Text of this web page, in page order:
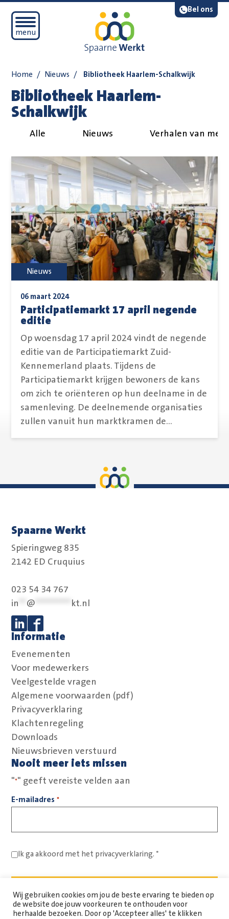
Bel ons
Open mobiel menu
menu
Lees voor
Home / Nieuws / Bibliotheek Haarlem-Schalkwijk
Bibliotheek Haarlem-
Schalkwijk
Alle Nieuws Verhalen van
Participatiemarkt 17 april negende
editie
06 maart 2024
Op woensdag 17 april 2024 vindt de negende
editie van de Participatiemarkt Zuid-
Kennemerland plaats. Tijdens de
Participatiemarkt krijgen bewoners de kans
om zich te oriënteren op hun deelname in de
samenleving. De deelnemende organisaties
zullen vanuit hun marktkramen de...
Nieuws
Spaarne Werkt
Spieringweg 835
2142 ED Cruquius
023 54 34 767
in
@ kt.nl
Volg ons op Linkedin
Volg ons op Facebook
Informatie
Evenementen
Voor medewerkers
Veelgestelde vragen
Algemene voorwaarden (pdf)
Privacyverklaring
Klachtenregeling
Downloads
Nieuwsbrieven verstuurd
Nooit meer iets missen
"*" geeft vereiste velden aan
E-mailadres *
Ik ga akkoord met het privacyverklaring. *
Wij gebruiken cookies om jou de beste ervaring te bieden op
de website doe jouw voorkeuren te onthouden voor
herhaalde bezoeken. Door op 'Accepteer alles' te klikken